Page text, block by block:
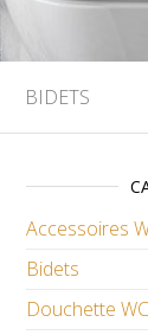
BIDETS
Accessoires
Bidets
Douchette WC